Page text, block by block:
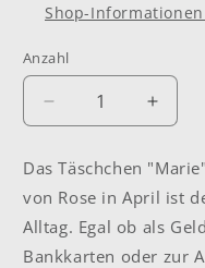
Shop-
Anzahl
Anzahl
Verringere
die
Menge
für
Tasche/Geldbörse
pink/bordeaux
Erhöhe
die
für
pink/
Das Täschchen
von Rose in April ist
Alltag. Egal ob als
Bankkarten oder zur